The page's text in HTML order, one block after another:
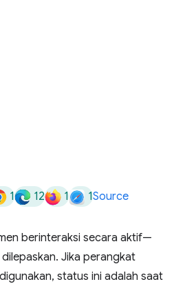
1 12 1 1Source
berinteraksi secara aktif—
Jika perangkat
status ini adalah saat